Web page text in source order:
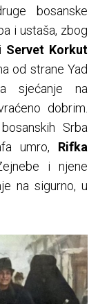
bosanske
i ustaša, zbog
i Servet Korkut
od strane Yad
sjećanje na
dobrim.
Srba
umro, Rifka
i njene
na sigurno, u